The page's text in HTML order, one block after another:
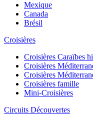
Mexique
Canada
Brésil
Croisières
Croisières Caraïbes
Croisières
Croisières
Croisières famille
Mini-Croisières
Circuits Découvertes